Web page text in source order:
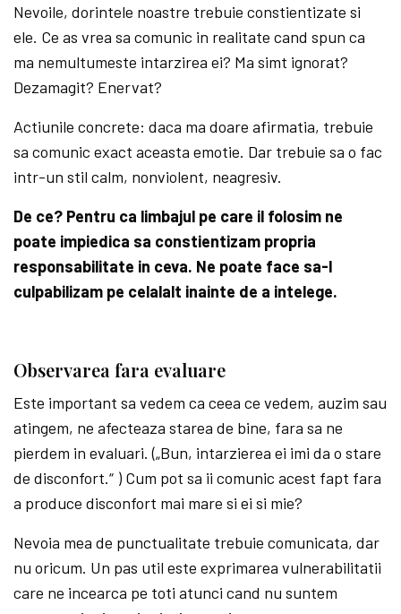
Nevoile, dorintele noastre trebuie constientizate si
ele. Ce as vrea sa comunic in realitate cand spun ca
ma nemultumeste intarzirea ei? Ma simt ignorat?
Dezamagit? Enervat?
Actiunile concrete: daca ma doare afirmatia, trebuie
sa comunic exact aceasta emotie. Dar trebuie sa o fac
intr-un stil calm, nonviolent, neagresiv.
De ce? Pentru ca limbajul pe care il folosim ne
poate impiedica sa constientizam propria
responsabilitate in ceva. Ne poate face sa-l
culpabilizam pe celalalt inainte de a intelege.
Observarea fara evaluare
Este important sa vedem ca ceea ce vedem, auzim sau
atingem, ne afecteaza starea de bine, fara sa ne
pierdem in evaluari. („Bun, intarzierea ei imi da o stare
de disconfort.“ ) Cum pot sa ii comunic acest fapt fara
a produce disconfort mai mare si ei si mie?
Nevoia mea de punctualitate trebuie comunicata, dar
nu oricum. Un pas util este exprimarea vulnerabilitatii
care ne incearca pe toti atunci cand nu suntem